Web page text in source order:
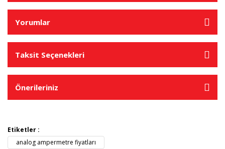
Yorumlar
Taksit Seçenekleri
Önerileriniz
Etiketler :
analog ampermetre fiyatları